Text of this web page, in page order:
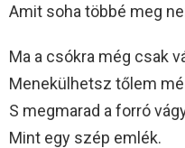
Amit soha többé meg
Ma a csókra még csak
Menekülhetsz tőlem
S megmarad a forró
Mint egy szép emlék.